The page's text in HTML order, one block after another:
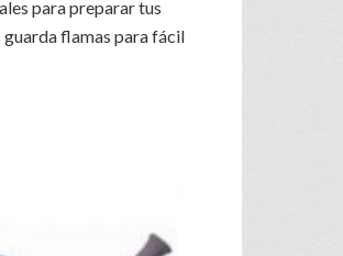
para preparar tus
flamas para fácil